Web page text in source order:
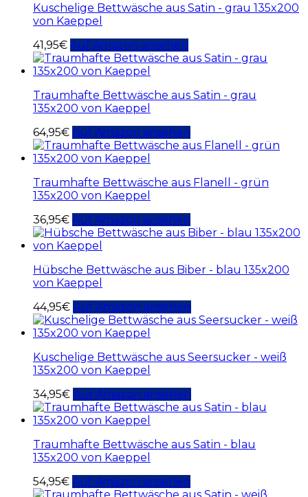
Kuschelige Bettwäsche aus Satin - grau 135x200
von Kaeppel
41,95€ Auf Amazon ansehen
Traumhafte Bettwäsche aus Satin - grau
135x200 von Kaeppel
64,95€ Auf Amazon ansehen
Traumhafte Bettwäsche aus Flanell - grün
135x200 von Kaeppel
36,95€ Auf Amazon ansehen
Hübsche Bettwäsche aus Biber - blau 135x200
von Kaeppel
44,95€ Auf Amazon ansehen
Kuschelige Bettwäsche aus Seersucker - weiß
135x200 von Kaeppel
34,95€ Auf Amazon ansehen
Traumhafte Bettwäsche aus Satin - blau
135x200 von Kaeppel
54,95€ Auf Amazon ansehen